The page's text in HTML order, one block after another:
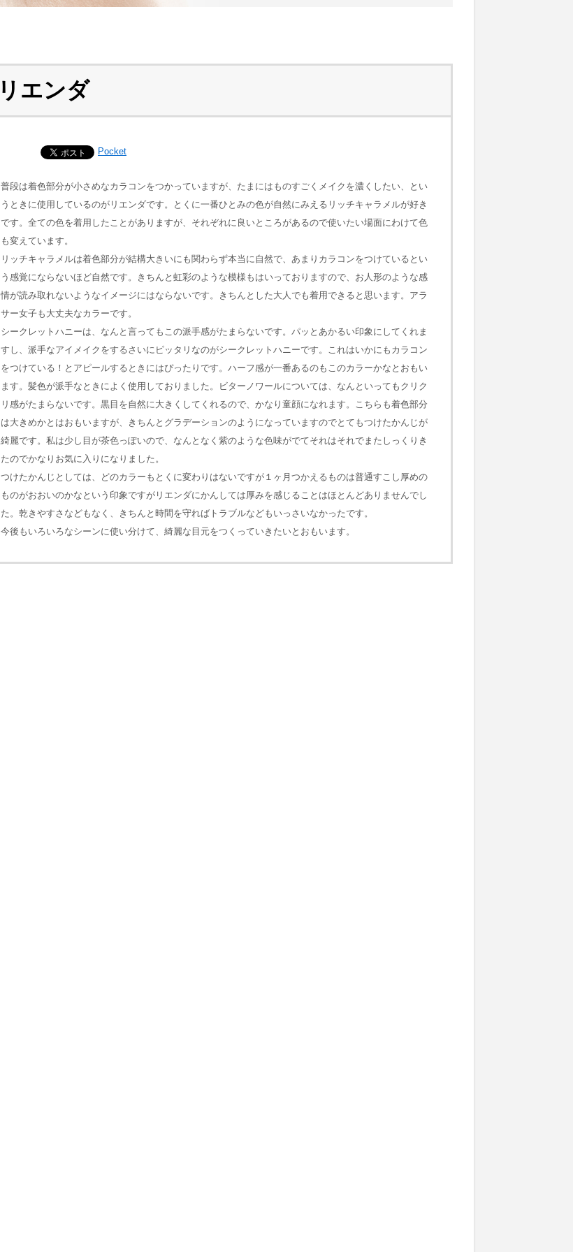
リエンダ
Pocket
普段は着色部分が小さめなカラコンをつかっていますが、たまにはものすごくメイクを濃くしたい、とい
うときに使用しているのがリエンダです。とくに一番ひとみの色が自然にみえるリッチキャラメルが好き
です。全ての色を着用したことがありますが、それぞれに良いところがあるので使いたい場面にわけて色
も変えています。
リッチキャラメルは着色部分が結構大きいにも関わらず本当に自然で、あまりカラコンをつけているとい
う感覚にならないほど自然です。きちんと虹彩のような模様もはいっておりますので、お人形のような感
情が読み取れないようなイメージにはならないです。きちんとした大人でも着用できると思います。アラ
サー女子も大丈夫なカラーです。
シークレットハニーは、なんと言ってもこの派手感がたまらないです。パッとあかるい印象にしてくれま
すし、派手なアイメイクをするさいにピッタリなのがシークレットハニーです。これはいかにもカラコン
をつけている！とアピールするときにはぴったりです。ハーフ感が一番あるのもこのカラーかなとおもい
ます。髪色が派手なときによく使用しておりました。ビターノワールについては、なんといってもクリク
リ感がたまらないです。黒目を自然に大きくしてくれるので、かなり童顔になれます。こちらも着色部分
は大きめかとはおもいますが、きちんとグラデーションのようになっていますのでとてもつけたかんじが
綺麗です。私は少し目が茶色っぽいので、なんとなく紫のような色味がでてそれはそれでまたしっくりき
たのでかなりお気に入りになりました。
つけたかんじとしては、どのカラーもとくに変わりはないですが１ヶ月つかえるものは普通すこし厚めの
ものがおおいのかなという印象ですがリエンダにかんしては厚みを感じることはほとんどありませんでし
た。乾きやすさなどもなく、きちんと時間を守ればトラブルなどもいっさいなかったです。
今後もいろいろなシーンに使い分けて、綺麗な目元をつくっていきたいとおもいます。